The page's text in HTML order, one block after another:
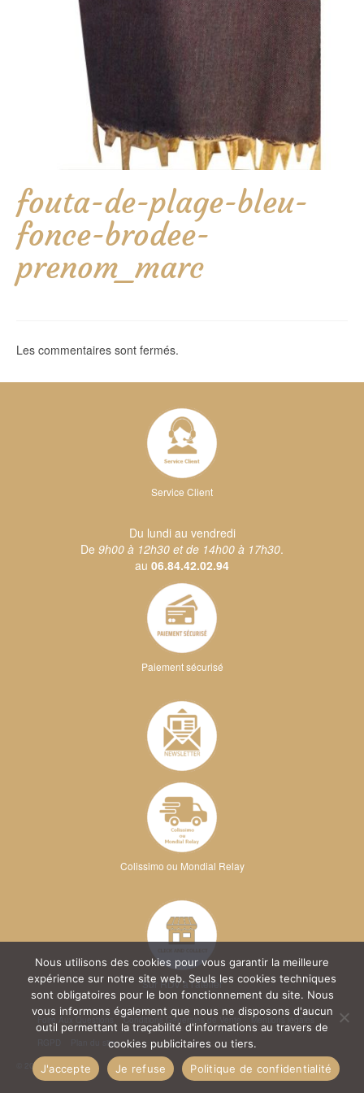
fouta-de-plage-bleu-
fonce-brodee-
prenom_marc
Les commentaires sont fermés.
Service Client
Du lundi au vendredi
De 9h00 à 12h30 et de 14h00 à 17h30.
au 06.84.42.02.94
Paiement sécurisé
Colissimo ou Mondial Relay
Sur RDV à l'atelier
Conditions Générales de Vente
Mentions légales
Plan du site
© 2026 Kréa Broderie
Nous utilisons des cookies pour vous garantir la meilleure
expérience sur notre site web. Seuls les cookies techniques
sont obligatoires pour le bon fonctionnement du site. Nous
vous informons également que nous ne disposons d'aucun
outil permettant la traçabilité d'informations au travers de
cookies publicitaires ou tiers.
J'accepte
Je refuse Politique de confidentialité